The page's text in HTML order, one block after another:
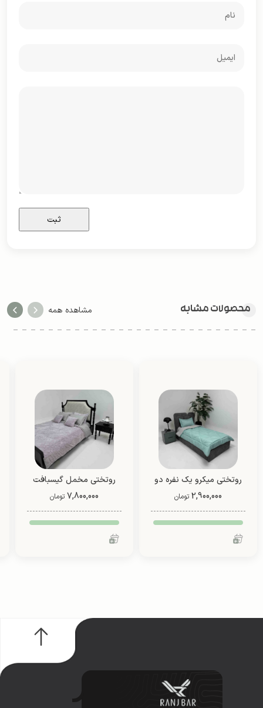
محصولات مشابه مشاهده همه
روتختی میکرو یک نفره دو
رو (طرح 1)
2,900,000 تومان
روتختی مخمل گیسبافت
(8 تکه)
7,800,000 تومان